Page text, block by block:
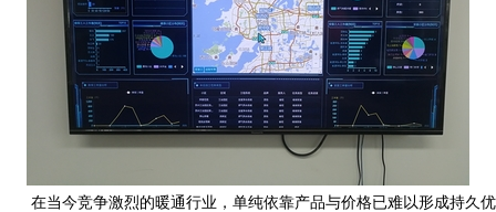
在当今竞争激烈的暖通行业，单纯依靠产品与价格已难以形成持久优